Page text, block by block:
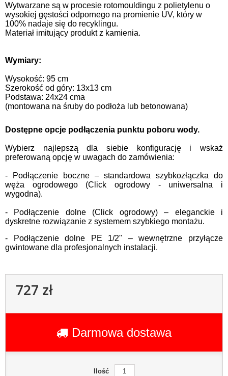
Wytwarzane są w procesie rotomouldingu z polietylenu o
wysokiej gęstości odpornego na promienie UV, który w
100% nadaje się do recyklingu.
Materiał imitujący produkt z kamienia.
Wymiary:
Wysokość: 95 cm
Szerokość od góry: 13x13 cm
Podstawa: 24x24 cma
(montowana na śruby do podłoża lub betonowana)
Dostępne opcje podłączenia punktu poboru wody.
Wybierz najlepszą dla siebie konfigurację i wskaż
preferowaną opcję w uwagach do zamówienia:
- Podłączenie boczne – standardowa szybkozłączka do
węża ogrodowego (Click ogrodowy - uniwersalna i
wygodna).
- Podłączenie dolne (Click ogrodowy) – eleganckie i
dyskretne rozwiązanie z systemem szybkiego montażu.
- Podłączenie dolne PE 1/2" – wewnętrzne przyłącze
gwintowane dla profesjonalnych instalacji.
727 zł
Darmowa dostawa
Ilość